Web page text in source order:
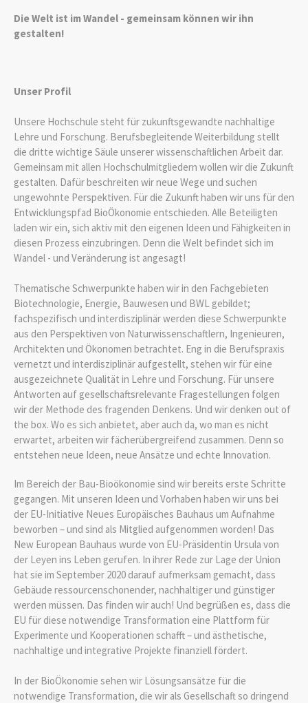
Die Welt ist im Wandel - gemeinsam können wir ihn
gestalten!
Unser Profil
Unsere Hochschule steht für zukunftsgewandte nachhaltige
Lehre und Forschung. Berufsbegleitende Weiterbildung stellt
die dritte wichtige Säule unserer wissenschaftlichen Arbeit dar.
Gemeinsam mit allen Hochschulmitgliedern wollen wir die Zukunft
gestalten. Dafür beschreiten wir neue Wege und suchen
ungewohnte Perspektiven. Für die Zukunft haben wir uns für den
Entwicklungspfad BioÖkonomie entschieden. Alle Beteiligten
laden wir ein, sich aktiv mit den eigenen Ideen und Fähigkeiten in
diesen Prozess einzubringen. Denn die Welt befindet sich im
Wandel - und Veränderung ist angesagt!
Thematische Schwerpunkte haben wir in den Fachgebieten
Biotechnologie, Energie, Bauwesen und BWL gebildet;
fachspezifisch und interdisziplinär werden diese Schwerpunkte
aus den Perspektiven von Naturwissenschaftlern, Ingenieuren,
Architekten und Ökonomen betrachtet. Eng in die Berufspraxis
vernetzt und interdisziplinär aufgestellt, stehen wir für eine
ausgezeichnete Qualität in Lehre und Forschung. Für unsere
Antworten auf gesellschaftsrelevante Fragestellungen folgen
wir der Methode des fragenden Denkens. Und wir denken out of
the box. Wo es sich anbietet, aber auch da, wo man es nicht
erwartet, arbeiten wir fächerübergreifend zusammen. Denn so
entstehen neue Ideen, neue Ansätze und echte Innovation.
Im Bereich der Bau-Bioökonomie sind wir bereits erste Schritte
gegangen. Mit unseren Ideen und Vorhaben haben wir uns bei
der EU-Initiative Neues Europäisches Bauhaus um Aufnahme
beworben – und sind als Mitglied aufgenommen worden! Das
New European Bauhaus wurde von EU-Präsidentin Ursula von
der Leyen ins Leben gerufen. In ihrer Rede zur Lage der Union
hat sie im September 2020 darauf aufmerksam gemacht, dass
Gebäude ressourcenschonender, nachhaltiger und günstiger
werden müssen. Das finden wir auch! Und begrüßen es, dass die
EU für diese notwendige Transformation eine Plattform für
Experimente und Kooperationen schafft – und ästhetische,
nachhaltige und integrative Projekte finanziell fördert.
In der BioÖkonomie sehen wir Lösungsansätze für die
notwendige Transformation, die wir als Gesellschaft so dringend